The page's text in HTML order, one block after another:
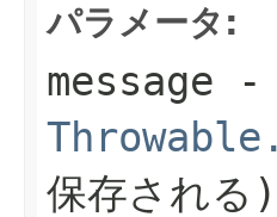
パラメータ:
message -
保存される)